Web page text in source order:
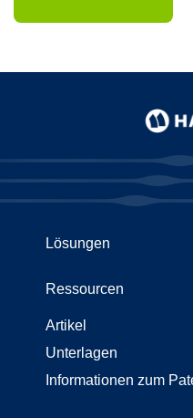
Lösungen
Ressourcen
Artikel
Unterlagen
Informationen zum